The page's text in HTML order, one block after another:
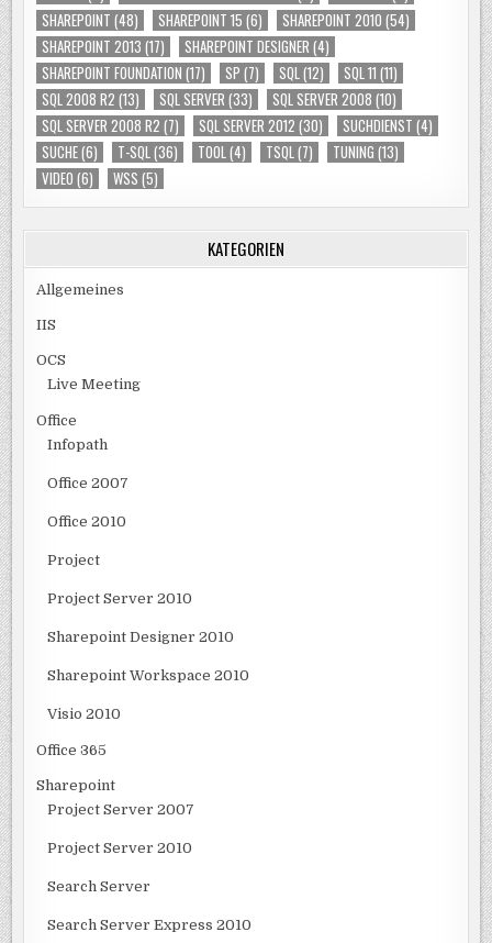
SHAREPOINT (48) SHAREPOINT 15 (6) SHAREPOINT 2010 (54)
SHAREPOINT 2013 (17) SHAREPOINT DESIGNER (4)
SHAREPOINT FOUNDATION (17) SP (7) SQL (12) SQL 11 (11)
SQL 2008 R2 (13) SQL SERVER (33) SQL SERVER 2008 (10)
SQL SERVER 2008 R2 (7) SQL SERVER 2012 (30) SUCHDIENST (4)
SUCHE(6) T-SQL (36) TOOL (4) TSQL (7) TUNING (13)
VIDEO (6) WSS (5)
KATEGORIEN
Allgemeines
IIS
OCS
Live Meeting
Office
Infopath
Office 2007
Office 2010
Project
Project Server 2010
Sharepoint Designer 2010
Sharepoint Workspace 2010
Visio 2010
Office 365
Sharepoint
Project Server 2007
Project Server 2010
Search Server
Search Server Express 2010